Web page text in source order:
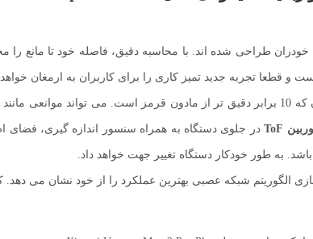
طراحی شده اند. با محاسبه دقیق، فاصله خود تا مانع را
و قطعا تجربه جدید تمیز کاری را برای کاربران به ارمغان خواهد
این جاروبرقی رباتیک شیائومی از طریق سنسور حسی فوتون که 10 برابر دقیق تر
ToFدر جلوی دستگاه به همراه سنسور اندازه گیری، فضای
به طور خودکار دستگاه تغییر جهت خواهد داد.
الگوریتم شبکه عصبی بهترین عملکرد را از خود نشان می